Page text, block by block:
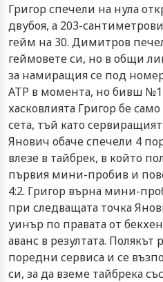
Григор спечели на нула
двубоя, а 203-
гейм на 30. Димитров
геймовете си, но в общи
за намиращия се под
ATP в момента, но бивш
хасковлията Григор бе
сета, тъй като
Янович обаче спечели 4
влезе в тайбрек, в който
първия мини-пробив и
4:2. Григор върна мини-
при следващата точка
уинър по правата от
аванс в резултата. Полякът
поредни сервиса и се
си, за да вземе тайбрека